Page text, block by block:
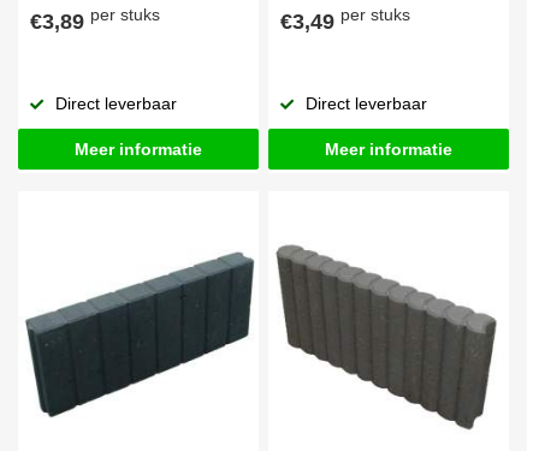
€3,89 per stuks
Direct leverbaar
Meer informatie
€3,49 per stuks
Direct leverbaar
Meer informatie